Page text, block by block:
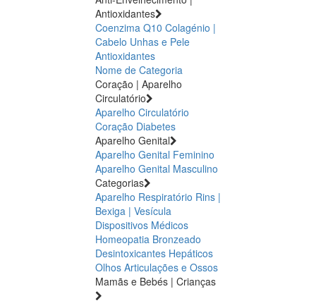
Antioxidantes
Coenzima Q10 Colagénio |
Cabelo Unhas e Pele
Antioxidantes
Nome de Categoria
Coração | Aparelho
Circulatório
Aparelho Circulatório
Coração Diabetes
Aparelho Genital
Aparelho Genital Feminino
Aparelho Genital Masculino
Categorias
Aparelho Respiratório Rins |
Bexiga | Vesícula
Dispositivos Médicos
Homeopatia Bronzeado
Desintoxicantes Hepáticos
Olhos Articulações e Ossos
Mamãs e Bebés | Crianças